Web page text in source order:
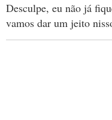
Desculpe, eu não já
vamos dar um jeito